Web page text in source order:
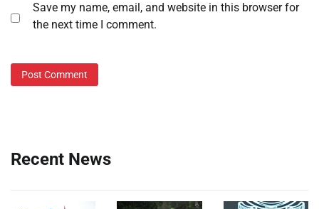
Save my name, email, and website in this browser for
the next time I comment.
Recent News